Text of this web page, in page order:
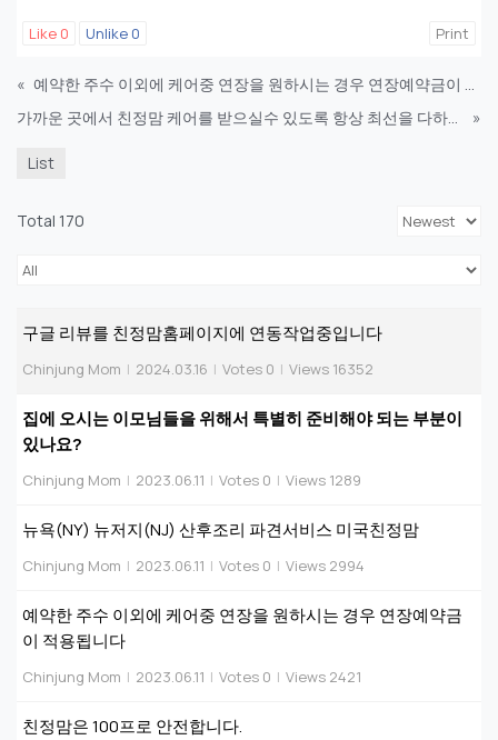
Like 0 Unlike 0 Print
«
예약한 주수 이외에 케어중 연장을 원하시는 경우 연장예약금이 적용됩니다
가까운 곳에서 친정맘 케어를 받으실수 있도록 항상 최선을 다하겠습니다.
»
List
Total 170
구글 리뷰를 친정맘홈페이지에 연동작업중입니다
Chinjung Mom | 2024.03.16 | Votes 0 | Views 16352
집에 오시는 이모님들을 위해서 특별히 준비해야 되는 부분이
있나요?
Chinjung Mom | 2023.06.11 | Votes 0 | Views 1289
뉴욕(NY) 뉴저지(NJ) 산후조리 파견서비스 미국친정맘
Chinjung Mom | 2023.06.11 | Votes 0 | Views 2994
예약한 주수 이외에 케어중 연장을 원하시는 경우 연장예약금
이 적용됩니다
Chinjung Mom | 2023.06.11 | Votes 0 | Views 2421
친정맘은 100프로 안전합니다.